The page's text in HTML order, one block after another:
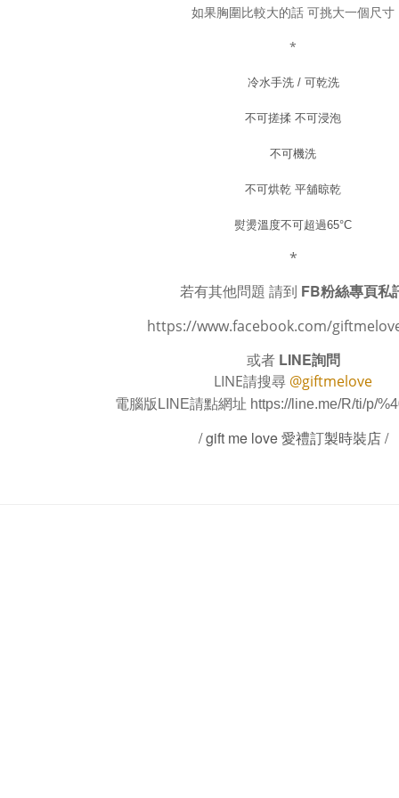
如果胸圍比較大的話 可挑大一個尺寸
*
冷水手洗 / 可乾洗
不可搓揉 不可浸泡
不可機洗
不可烘乾 平舖晾乾
熨燙溫度不可超過65°C
*
若有其他問題 請到 FB粉絲專頁私
https://www.facebook.com/
或者 LINE詢問
LINE請搜尋 @giftmelove
電腦版LINE請點網址 https://line.me/R/ti/p/
/ gift me love 愛禮訂製時裝店 /